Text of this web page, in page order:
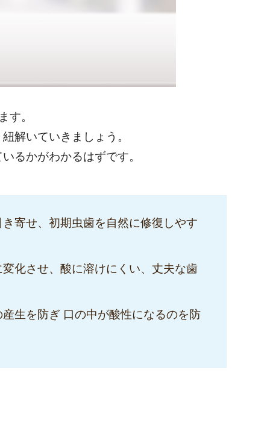
す。
解いていきましょう。
るかがわかるはずです。
寄せ、初期虫歯を自然に修復しやす
化させ、酸に溶けにくい、丈夫な歯
生を防ぎ 口の中が酸性になるのを防